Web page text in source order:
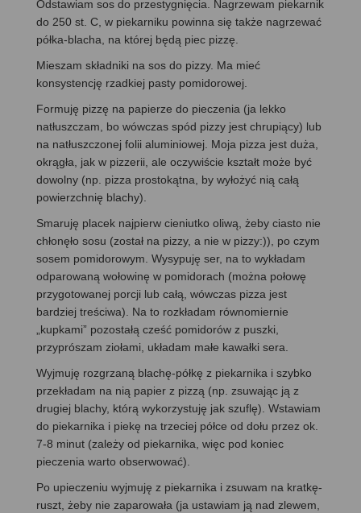
Odstawiam sos do przestygnięcia. Nagrzewam piekarnik
do 250 st. C, w piekarniku powinna się także nagrzewać
półka-blacha, na której będą piec pizzę.
Mieszam składniki na sos do pizzy. Ma mieć
konsystencję rzadkiej pasty pomidorowej.
Formuję pizzę na papierze do pieczenia (ja lekko
natłuszczam, bo wówczas spód pizzy jest chrupiący) lub
na natłuszczonej folii aluminiowej. Moja pizza jest duża,
okrągła, jak w pizzerii, ale oczywiście kształt może być
dowolny (np. pizza prostokątna, by wyłożyć nią całą
powierzchnię blachy).
Smaruję placek najpierw cieniutko oliwą, żeby ciasto nie
chłonęło sosu (został na pizzy, a nie w pizzy:)), po czym
sosem pomidorowym. Wysypuję ser, na to wykładam
odparowaną wołowinę w pomidorach (można połowę
przygotowanej porcji lub całą, wówczas pizza jest
bardziej treściwa). Na to rozkładam równomiernie
„kupkami” pozostałą cześć pomidorów z puszki,
przyprószam ziołami, układam małe kawałki sera.
Wyjmuję rozgrzaną blachę-półkę z piekarnika i szybko
przekładam na nią papier z pizzą (np. zsuwając ją z
drugiej blachy, którą wykorzystuję jak szuflę). Wstawiam
do piekarnika i piekę na trzeciej półce od dołu przez ok.
7-8 minut (zależy od piekarnika, więc pod koniec
pieczenia warto obserwować).
Po upieczeniu wyjmuję z piekarnika i zsuwam na kratkę-
ruszt, żeby nie zaparowała (ja ustawiam ją nad zlewem,